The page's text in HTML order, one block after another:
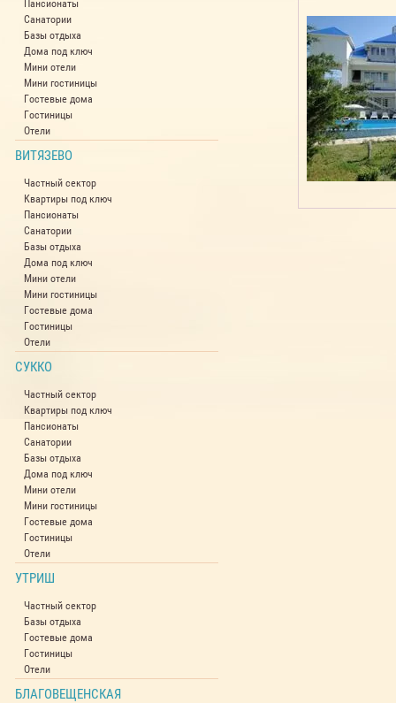
Пансионаты
Санатории
Базы отдыха
Дома под ключ
Мини отели
Мини гостиницы
Гостевые дома
Гостиницы
Отели
ВИТЯЗЕВО
Частный сектор
Квартиры под ключ
Пансионаты
Санатории
Базы отдыха
Дома под ключ
Мини отели
Мини гостиницы
Гостевые дома
Гостиницы
Отели
СУККО
Частный сектор
Квартиры под ключ
Пансионаты
Санатории
Базы отдыха
Дома под ключ
Мини отели
Мини гостиницы
Гостевые дома
Гостиницы
Отели
УТРИШ
Частный сектор
Базы отдыха
Гостевые дома
Гостиницы
Отели
БЛАГОВЕЩЕНСКАЯ